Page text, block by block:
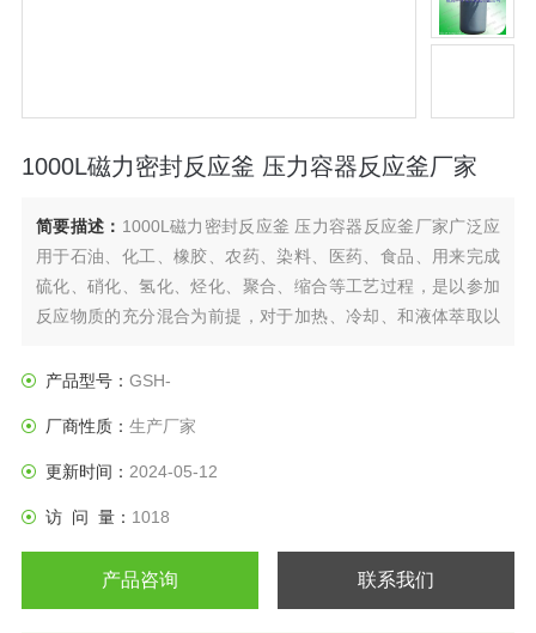
1000L磁力密封反应釜 压力容器反应釜厂家
简要描述： 1000L磁力密封反应釜 压力容器反应釜厂家广泛应
用于石油、化工、橡胶、农药、染料、医药、食品、用来完成
硫化、硝化、氢化、烃化、聚合、缩合等工艺过程，是以参加
反应物质的充分混合为前提，对于加热、冷却、和液体萃取以
的效果，是化工，制药等行业理想的所需设备。
产品型号： GSH-
厂商性质： 生产厂家
更新时间： 2024-05-12
访 问 量： 1018
产品咨询 联系我们